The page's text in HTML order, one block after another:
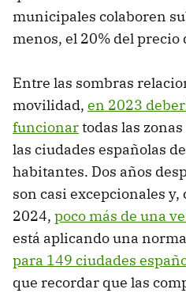
municipales colaboren
menos, el 20% del precio
Entre las sombras
movilidad, en 2023
funcionartodas las
las ciudades españolas
habitantes. Dos años
son casi excepcionales
2024, poco más de una
está aplicando una
para 149 ciudades
que recordar que las